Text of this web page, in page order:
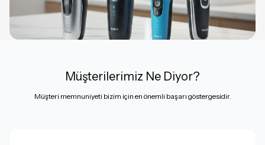
Müşterilerimiz Ne Diyor?
Müşteri memnuniyeti bizim için en önemli başarı göstergesidir.